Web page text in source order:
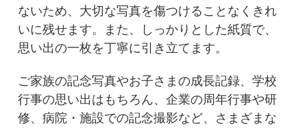
ないため、大切な写真を傷つけることなくきれ
いに残せます。また、しっかりとした紙質で、
思い出の一枚を丁寧に引き立てます。
ご家族の記念写真やお子さまの成長記録、学校
行事の思い出はもちろん、企業の周年行事や研
修、病院・施設での記念撮影など、さまざまな